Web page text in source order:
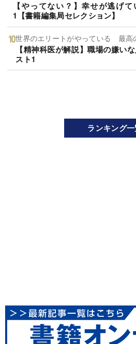
【やってない？】幸せが逃げ
1【書籍編集局セレクション】
世界のエリートがやっている 最高
【精神科医が解説】職場の嫌い
スト1
ランキング